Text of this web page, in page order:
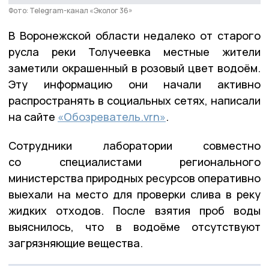
Фото: Telegram-канал «Эколог 36»
В Воронежской области недалеко от старого
русла реки Толучеевка местные жители
заметили окрашенный в розовый цвет водоём.
Эту информацию они начали активно
распространять в социальных сетях, написали
на сайте «Обозреватель.vrn».
Сотрудники лаборатории совместно
со специалистами регионального
министерства природных ресурсов оперативно
выехали на место для проверки слива в реку
жидких отходов. После взятия проб воды
выяснилось, что в водоёме отсутствуют
загрязняющие вещества.